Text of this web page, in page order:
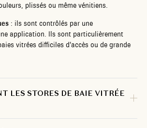
plissés ou même vénitiens.
: ils sont contrôlés par une
application. Ils sont particulièrement
vitrées difficiles d’accès ou de grande
LES STORES DE BAIE VITRÉE